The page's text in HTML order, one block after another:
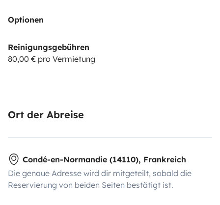
Optionen
Reinigungsgebühren
80,00 € pro Vermietung
Ort der Abreise
Condé-en-Normandie (14110), Frankreich
Die genaue Adresse wird dir mitgeteilt, sobald die
Reservierung von beiden Seiten bestätigt ist.